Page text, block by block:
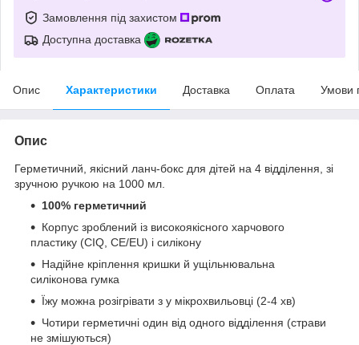
Замовлення під захистом
Доступна доставка
Опис Характеристики Доставка Оплата Умови
Опис
Герметичний, якісний ланч-бокс для дітей на 4 відділення, зі
зручною ручкою на 1000 мл.
100% герметичний
Корпус зроблений із високоякісного харчового
пластику (CIQ, CE/EU) і силікону
Надійне кріплення кришки й ущільнювальна
силіконова гумка
Їжу можна розігрівати з у мікрохвильовці (2-4 хв)
Чотири герметичні один від одного відділення (страви
не змішуються)